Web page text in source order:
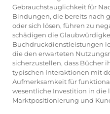
Gebrauchstauglichkeit für
Bindungen, die bereits nach
oder sich lösen, führen zu
schädigen die
Buchdruckdienstleistungen
die den erwarteten
sicherzustellen, dass Bücher
typischen Interaktionen mit
Aufmerksamkeit für
wesentliche Investition in die
Marktpositionierung und